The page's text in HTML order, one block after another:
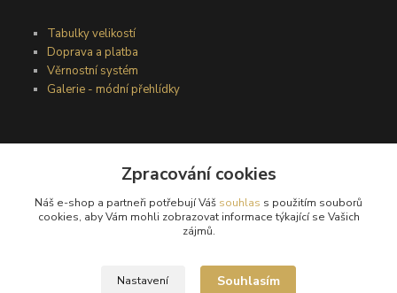
Tabulky velikostí
Doprava a platba
Věrnostní systém
Galerie - módní přehlídky
Obchodní podmínky
Ochrana osobních údajů
Kontakty
Reklamační řád
Zpracování cookies
Náš e-shop a partneři potřebují Váš souhlas s použitím souborů
cookies, aby Vám mohli zobrazovat informace týkající se Vašich
zájmů.
Nastavení Souhlasím